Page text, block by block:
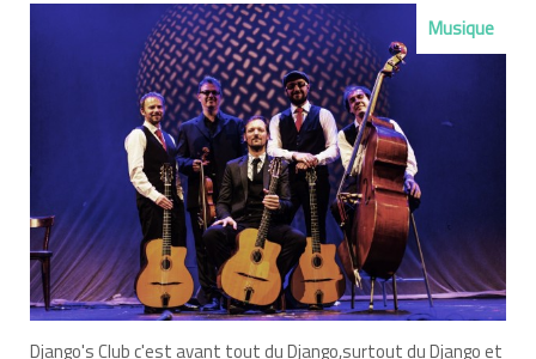
Musique
Django's Club c'est avant tout du Django,surtout du Django et